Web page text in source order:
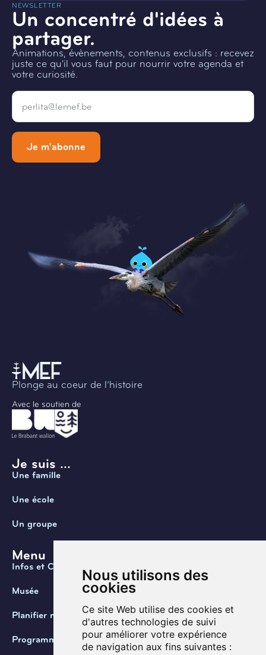
Nous utilisons des
cookies
Ce site Web utilise des cookies et
d'autres technologies de suivi
pour améliorer votre expérience
de navigation aux fins suivantes :
NEWSLETTER
Un concentré d'idées à
partager.
Animations, évènements, contenus exclusifs : recevez
juste ce qu'il vous faut pour nourrir votre agenda et
votre curiosité.
Email
Je m'abonne
Plonge au coeur de l’histoire
Avec le soutien de
Je suis ...
Une famille
Une école
Un groupe
Menu
Infos et Contact
Musée
Planifier ma visite
Programmation